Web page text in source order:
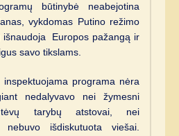
būtinybė neabejotina
vykdomas Putino režimo
išnaudoja Europos pažangą ir
savo tikslams.
programa nėra
nedalyvavo nei žymesni
tarybų atstovai, nei
nebuvo išdiskutuota viešai.